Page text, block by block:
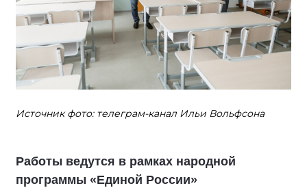
Источник фото: телеграм-канал Ильи Вольфсона
Работы ведутся в рамках народной
программы «Единой России»